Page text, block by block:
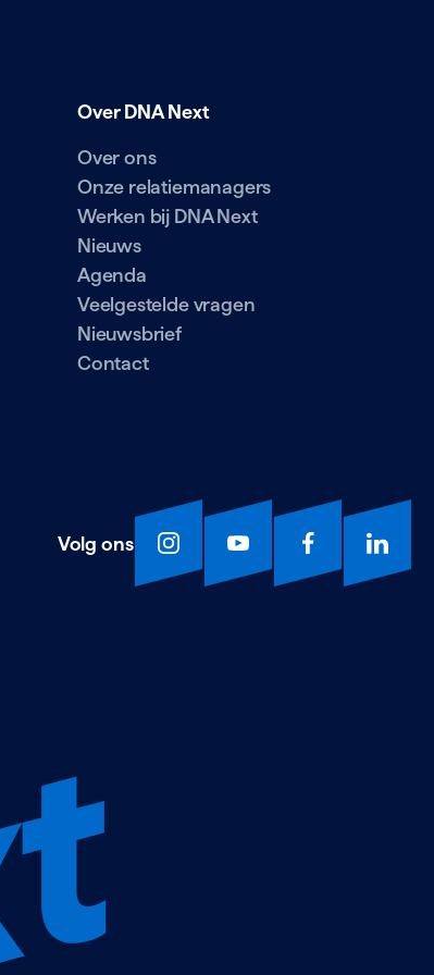
Over DNA Next
Over ons
Onze relatiemanagers
Werken bij DNA Next
Nieuws
Agenda
Veelgestelde vragen
Nieuwsbrief
Contact
Volg ons